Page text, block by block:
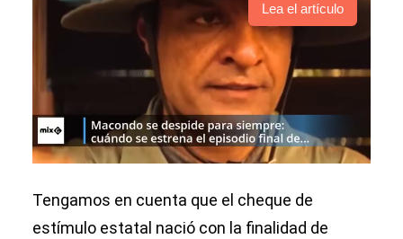
Lea el artículo
Tengamos en cuenta que el cheque de
estímulo estatal nació con la finalidad de